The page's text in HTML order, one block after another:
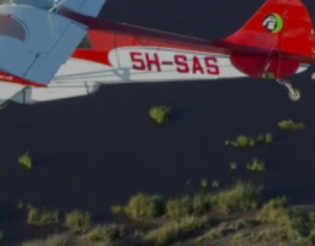
YouTube
LinkedIn